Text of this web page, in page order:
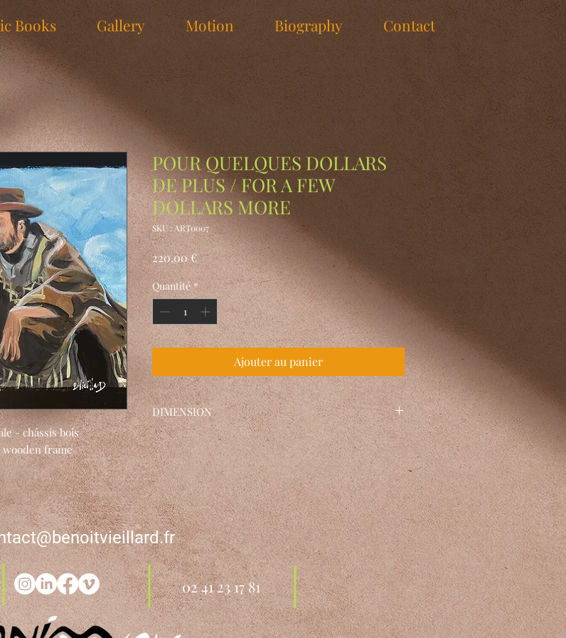
Books Gallery Motion Biography Contact
- châssis bois
frame
POUR QUELQUES DOLLARS
DE PLUS / FOR A FEW
DOLLARS MORE
SKU : ART0007
220,00 €Prix
Quantité *
Ajouter au panier
DIMENSION
L 50 x H 40cm / L 19,5 x H 15,6 inch
02 41 23 17 81